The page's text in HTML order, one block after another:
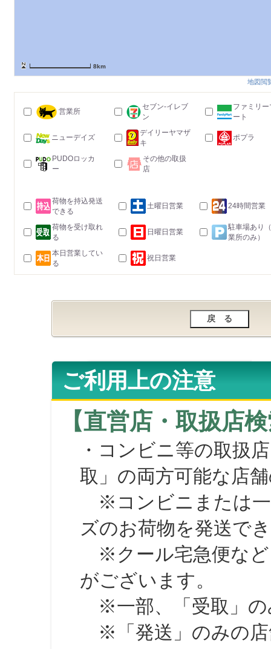
8km
地図閲
営業所
セブン-イレブ
ン
ファミリー
ート
ニューデイズ
デイリーヤマザ
キ
ポプラ
PUDOロッカ
ー
その他の取扱
店
荷物を持込発送
できる
土曜日営業 24時間営業
荷物を受け取れ
る
日曜日営業
駐車場あり
業所のみ）
本日営業してい
る
祝日営業
ご利用上の注意
【直営店・取扱店
・コンビニ等の取扱
取」の両方可能な店
※コンビニまたは一
ズのお荷物を発送で
※クール宅急便など
がございます。
※一部、「受取」の
※「発送」のみの店